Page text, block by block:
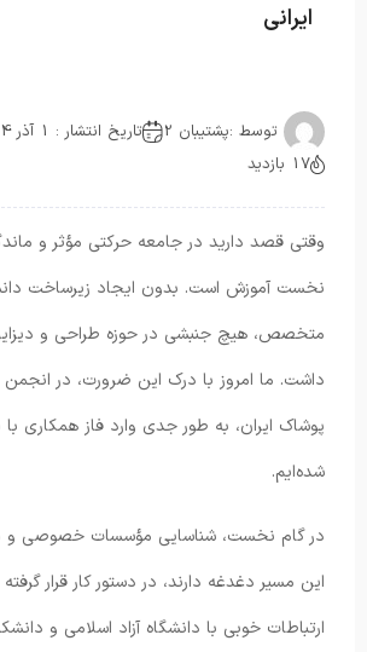
ایرانی
توسط :پشتیبان 2 تاریخ انتشار : 1 آذر 1404
17 بازدید
وقتی قصد دارید در جامعه حرکتی مؤثر و ماندگار
نخست آموزش است. بدون ایجاد زیرساخت
متخصص، هیچ جنبشی در حوزه طراحی و
داشت. ما امروز با درک این ضرورت، در انجمن
پوشاک ایران، به طور جدی وارد فاز همکاری با
شده‌ایم.
در گام نخست، شناسایی مؤسسات خصوصی و
این مسیر دغدغه دارند، در دستور کار قرار
ارتباطات خوبی با دانشگاه آزاد اسلامی و